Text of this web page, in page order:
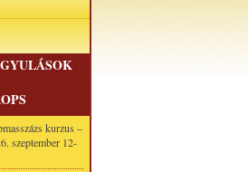
kurzus –
szeptember 12-